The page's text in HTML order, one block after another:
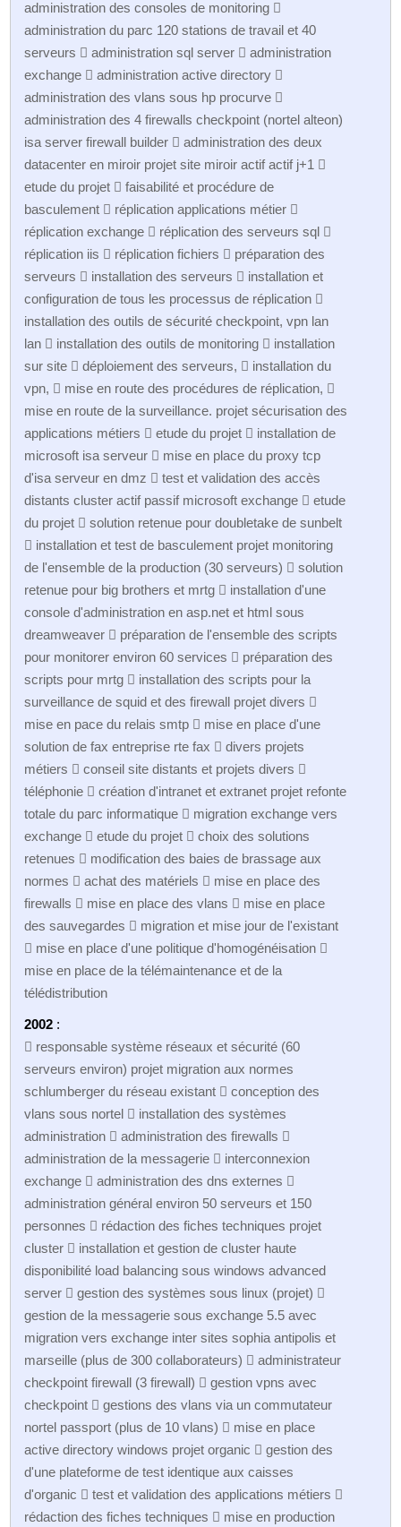
administration des consoles de monitoring 
administration du parc 120 stations de travail et 40
serveurs  administration sql server  administration
exchange  administration active directory 
administration des vlans sous hp procurve 
administration des 4 firewalls checkpoint (nortel alteon)
isa server firewall builder  administration des deux
datacenter en miroir projet site miroir actif actif j+1 
etude du projet  faisabilité et procédure de
basculement  réplication applications métier 
réplication exchange  réplication des serveurs sql 
réplication iis  réplication fichiers  préparation des
serveurs  installation des serveurs  installation et
configuration de tous les processus de réplication 
installation des outils de sécurité checkpoint, vpn lan
lan  installation des outils de monitoring  installation
sur site  déploiement des serveurs,  installation du
vpn,  mise en route des procédures de réplication, 
mise en route de la surveillance. projet sécurisation des
applications métiers  etude du projet  installation de
microsoft isa serveur  mise en place du proxy tcp
d'isa serveur en dmz  test et validation des accès
distants cluster actif passif microsoft exchange  etude
du projet  solution retenue pour doubletake de sunbelt
 installation et test de basculement projet monitoring
de l'ensemble de la production (30 serveurs)  solution
retenue pour big brothers et mrtg  installation d'une
console d'administration en asp.net et html sous
dreamweaver  préparation de l'ensemble des scripts
pour monitorer environ 60 services  préparation des
scripts pour mrtg  installation des scripts pour la
surveillance de squid et des firewall projet divers 
mise en pace du relais smtp  mise en place d'une
solution de fax entreprise rte fax  divers projets
métiers  conseil site distants et projets divers 
téléphonie  création d'intranet et extranet projet refonte
totale du parc informatique  migration exchange vers
exchange  etude du projet  choix des solutions
retenues  modification des baies de brassage aux
normes  achat des matériels  mise en place des
firewalls  mise en place des vlans  mise en place
des sauvegardes  migration et mise jour de l'existant
 mise en place d'une politique d'homogénéisation 
mise en place de la télémaintenance et de la
télédistribution
2002 :
 responsable système réseaux et sécurité (60
serveurs environ) projet migration aux normes
schlumberger du réseau existant  conception des
vlans sous nortel  installation des systèmes
administration  administration des firewalls 
administration de la messagerie  interconnexion
exchange  administration des dns externes 
administration général environ 50 serveurs et 150
personnes  rédaction des fiches techniques projet
cluster  installation et gestion de cluster haute
disponibilité load balancing sous windows advanced
server  gestion des systèmes sous linux (projet) 
gestion de la messagerie sous exchange 5.5 avec
migration vers exchange inter sites sophia antipolis et
marseille (plus de 300 collaborateurs)  administrateur
checkpoint firewall (3 firewall)  gestion vpns avec
checkpoint  gestions des vlans via un commutateur
nortel passport (plus de 10 vlans)  mise en place
active directory windows projet organic  gestion des
d'une plateforme de test identique aux caisses
d'organic  test et validation des applications métiers 
rédaction des fiches techniques  mise en production